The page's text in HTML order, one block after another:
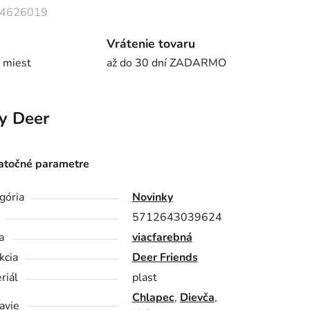
miest
Vrátenie tovaru
až do 30 dní ZADARMO
Deer
parametre
Novinky
5712643039624
viacfarebná
Deer Friends
plast
Chlapec, Dievča,